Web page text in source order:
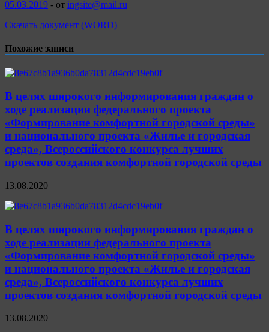
05.03.2019 - от ingsite@mail.ru
Скачать документ (WORD)
Похожие записи
В целях широкого информирования граждан о
ходе реализации федерального проекта
«Формирование комфортной городской среды»
и национального проекта «Жилье и городская
среда», Всероссийского конкурса лучших
проектов создания комфортной городской среды
13.08.2020
В целях широкого информирования граждан о
ходе реализации федерального проекта
«Формирование комфортной городской среды»
и национального проекта «Жилье и городская
среда», Всероссийского конкурса лучших
проектов создания комфортной городской среды
13.08.2020